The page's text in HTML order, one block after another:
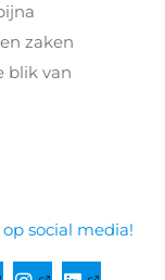
zaken
blik van
op social media!